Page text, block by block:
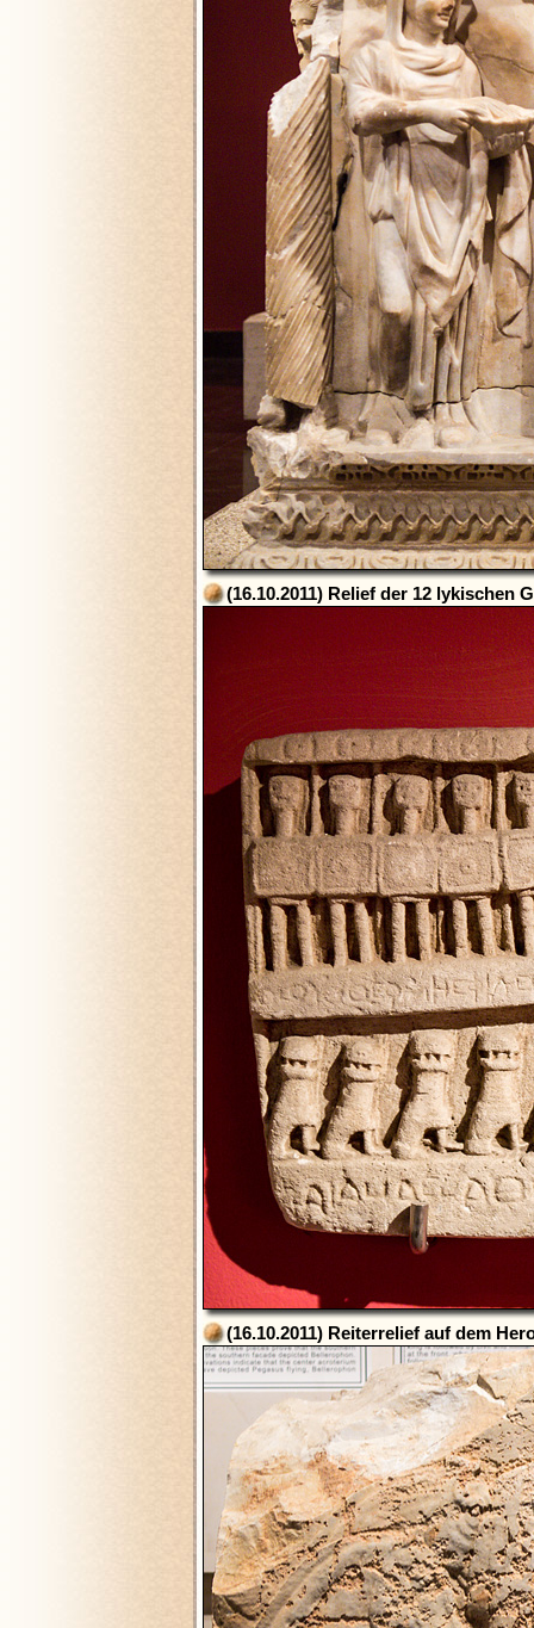
(16.10.2011) Relief der 12 lykischen
(16.10.2011) Reiterrelief auf dem